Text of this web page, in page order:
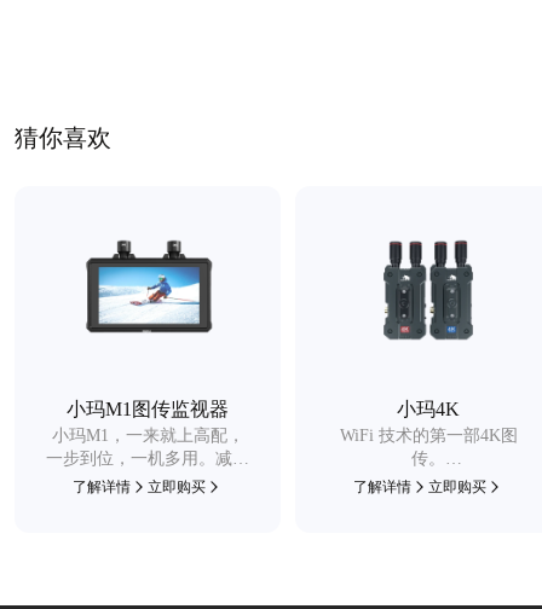
猜你喜欢
小玛M1图传监视器
小玛M1，一来就上高配，
一步到位，一机多用。减少
设备、简化安装，
了解详情 立即购买
小玛4K
WiFi 技术的第一部4K图
传。
稳定传承，技术精进，迈入
了解详情 立即购买